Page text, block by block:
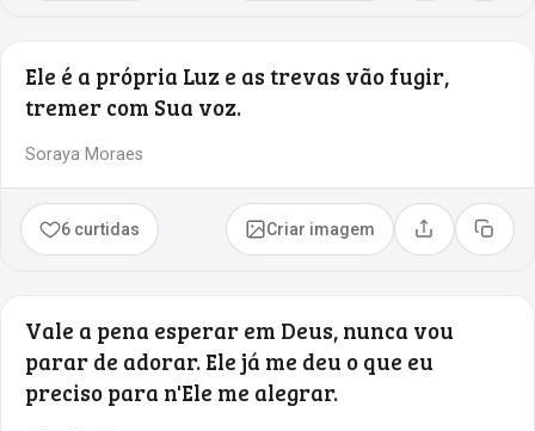
Ele é a própria Luz e as trevas vão fugir,
tremer com Sua voz.
Soraya Moraes
6 curtidas Criar imagem Compartilhar
Copiar
Vale a pena esperar em Deus, nunca vou
parar de adorar. Ele já me deu o que eu
preciso para n'Ele me alegrar.